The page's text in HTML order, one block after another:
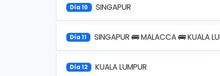
Día 10 SINGAPUR
Día 11 SINGAPUR 🚌 MALACCA 🚌 KUALA
Día 12 KUALA LUMPUR